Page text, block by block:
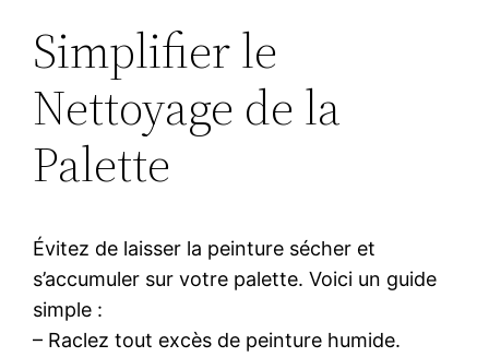
Simplifier le
Nettoyage de la
Palette
Évitez de laisser la peinture sécher et
s’accumuler sur votre palette. Voici un guide
simple :
– Raclez tout excès de peinture humide.